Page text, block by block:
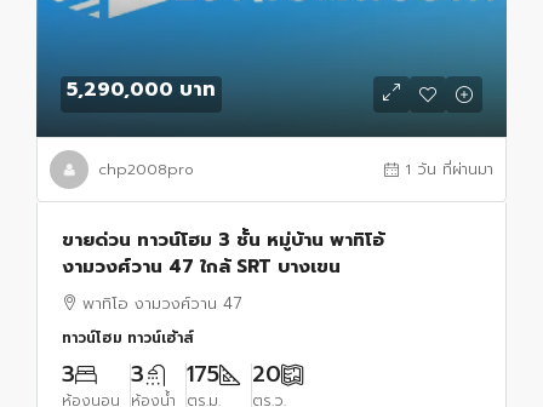
5,290,000 บาท
chp2008pro 1 วัน ที่ผ่านมา
ขายด่วน ทาวน์โฮม 3 ชั้น หมู่บ้าน พาทิโอ้
งามวงศ์วาน 47 ใกล้ SRT บางเขน
พาทิโอ งามวงศ์วาน 47
ทาวน์โฮม ทาวน์เฮ้าส์
3
ห้องนอน
3
ห้องน้ำ
175
ตร.ม.
20
ตร.ว.